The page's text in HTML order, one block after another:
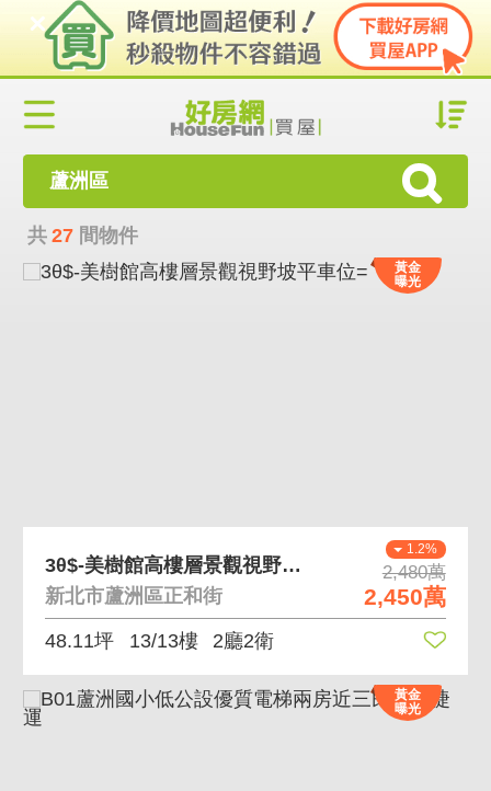
蘆洲區
共 27 間物件
黃金
曝光
1.2%
2,480萬
2,450萬
3θ$-美樹館高樓層景觀視野坡平車位=
新北市蘆洲區正和街
48.11坪 13/13樓 2廳2衛
黃金
曝光